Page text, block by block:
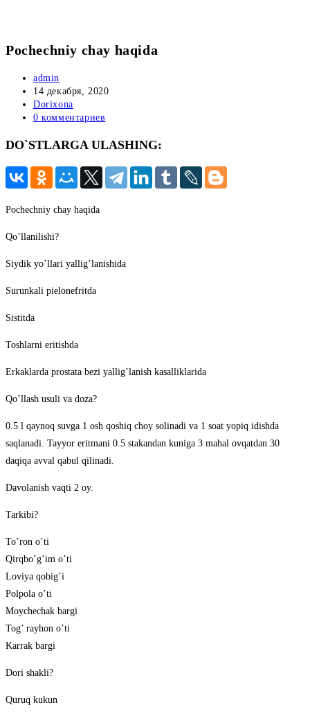
Pochechniy chay haqida
Автор
записи:
admin
Запись
опубликована:
14 декабря, 2020
Рубрика
записи:
Dorixona
Комментарии
записи:
0 комментариев
DO`STLARGA ULASHING:
Pochechniy chay haqida
Qo’llanilishi?
Siydik yo’llari yallig’lanishida
Surunkali pielonefritda
Sistitda
Toshlarni eritishda
Erkaklarda prostata bezi yallig’lanish kasalliklarida
Qo’llash usuli va doza?
0.5 l qaynoq suvga 1 osh qoshiq choy solinadi va 1 soat yopiq idishda
saqlanadi. Tayyor eritmani 0.5 stakandan kuniga 3 mahal ovqatdan 30
daqiqa avval qabul qilinadi.
Davolanish vaqti 2 oy.
Tarkibi?
To’ron o’ti
Qirqbo’g’im o’ti
Loviya qobig’i
Polpola o’ti
Moychechak bargi
Tog’ rayhon o’ti
Karrak bargi
Dori shakli?
Quruq kukun